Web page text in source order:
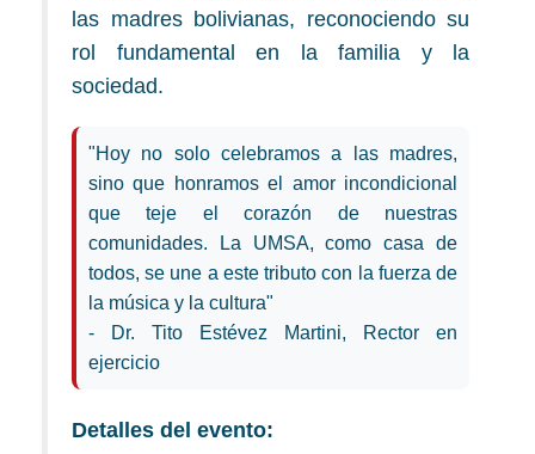
las madres bolivianas, reconociendo su
rol fundamental en la familia y la
sociedad.
"Hoy no solo celebramos a las madres,
sino que honramos el amor incondicional
que teje el corazón de nuestras
comunidades. La UMSA, como casa de
todos, se une a este tributo con la fuerza de
la música y la cultura"
- Dr. Tito Estévez Martini, Rector en
ejercicio
Detalles del evento: